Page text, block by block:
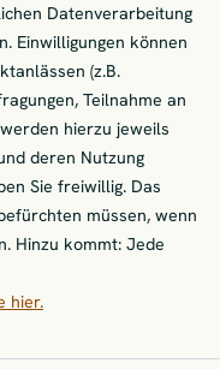
Datenverarbeitung
Einwilligungen können
(z.B.
Teilnahme an
hierzu jeweils
deren Nutzung
Sie freiwillig. Das
müssen, wenn
Hinzu kommt: Jede
hier.